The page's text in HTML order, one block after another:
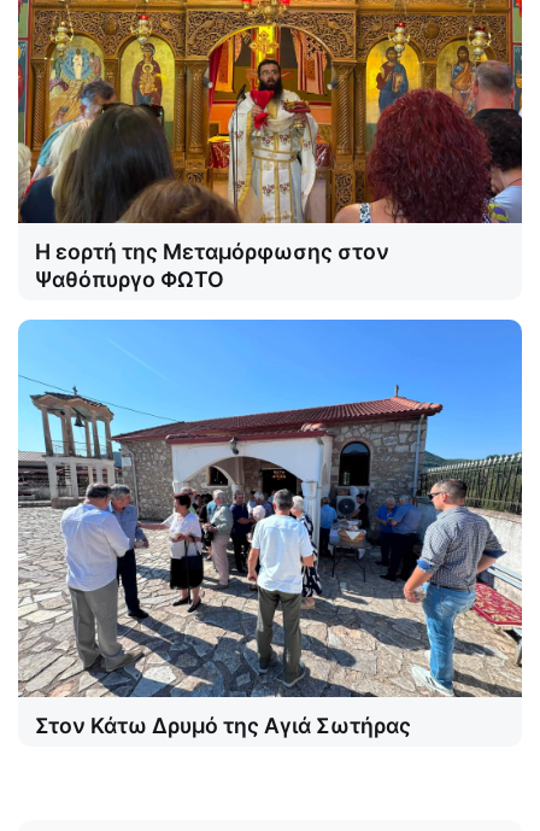
Η εορτή της Μεταμόρφωσης στον
Ψαθόπυργο ΦΩΤΟ
Στον Κάτω Δρυμό της Αγιά Σωτήρας